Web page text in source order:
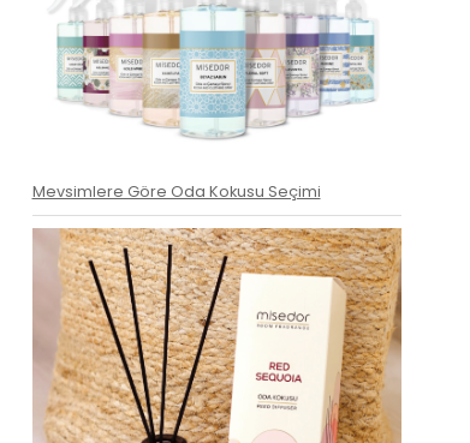
Mevsimlere Göre Oda Kokusu Seçimi